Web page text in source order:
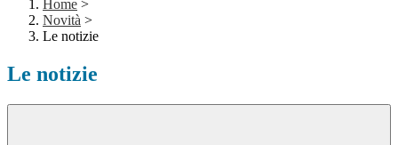
Home >
Novità >
Le notizie
Le notizie